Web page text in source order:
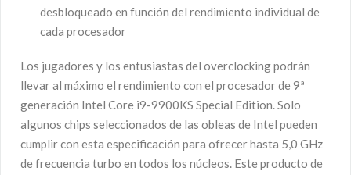
desbloqueado en función del rendimiento individual de
cada procesador
Los jugadores y los entusiastas del overclocking podrán
llevar al máximo el rendimiento con el procesador de 9ª
generación Intel Core i9-9900KS Special Edition. Solo
algunos chips seleccionados de las obleas de Intel pueden
cumplir con esta especificación para ofrecer hasta 5,0 GHz
de frecuencia turbo en todos los núcleos. Este producto de